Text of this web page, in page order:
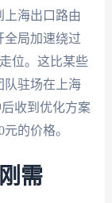
上海出口路由
全局加速绕过
位。这比某些
队驻场在上海
收到优化方案
的价格。
需